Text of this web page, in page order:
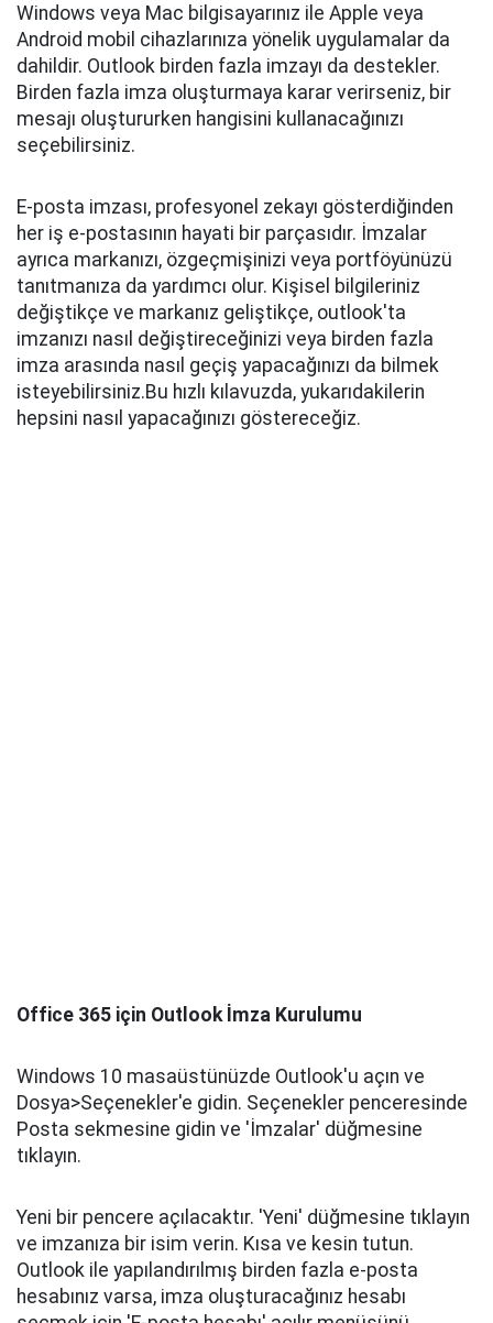
Windows veya Mac bilgisayarınız ile Apple veya
Android mobil cihazlarınıza yönelik uygulamalar da
dahildir. Outlook birden fazla imzayı da destekler.
Birden fazla imza oluşturmaya karar verirseniz, bir
mesajı oluştururken hangisini kullanacağınızı
seçebilirsiniz.
E-posta imzası, profesyonel zekayı gösterdiğinden
her iş e-postasının hayati bir parçasıdır. İmzalar
ayrıca markanızı, özgeçmişinizi veya portföyünüzü
tanıtmanıza da yardımcı olur. Kişisel bilgileriniz
değiştikçe ve markanız geliştikçe, outlook'ta
imzanızı nasıl değiştireceğinizi veya birden fazla
imza arasında nasıl geçiş yapacağınızı da bilmek
isteyebilirsiniz.Bu hızlı kılavuzda, yukarıdakilerin
hepsini nasıl yapacağınızı göstereceğiz.
Office 365 için Outlook İmza Kurulumu
Windows 10 masaüstünüzde Outlook'u açın ve
Dosya>Seçenekler'e gidin. Seçenekler penceresinde
Posta sekmesine gidin ve 'İmzalar' düğmesine
tıklayın.
Yeni bir pencere açılacaktır. 'Yeni' düğmesine tıklayın
ve imzanıza bir isim verin. Kısa ve kesin tutun.
Outlook ile yapılandırılmış birden fazla e-posta
hesabınız varsa, imza oluşturacağınız hesabı